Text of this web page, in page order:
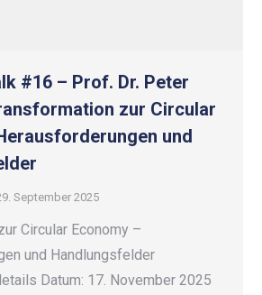
#16 – Prof. Dr. Peter
zur Circular
und
September 2025
Circular Economy –
und Handlungsfelder
Datum: 17. November 2025